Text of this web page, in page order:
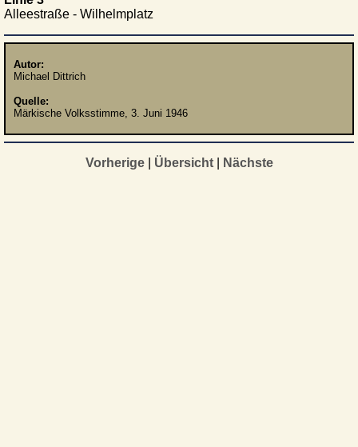
Alleestraße - Wilhelmplatz
Autor:
Michael Dittrich
Quelle:
Märkische Volksstimme, 3. Juni 1946
Vorherige| Übersicht| Nächste